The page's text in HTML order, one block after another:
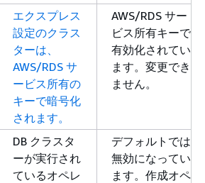
エクスプレス
設定のクラス
ターは、
AWS/RDS サ
ービス所有の
キーで暗号化
されます。
AWS/RDS サー
ビス所有キーで
有効化されてい
ます。変更でき
ません。
DB クラスタ
ーが実行され
ているオペレ
デフォルトでは
無効になってい
ます。作成オペ